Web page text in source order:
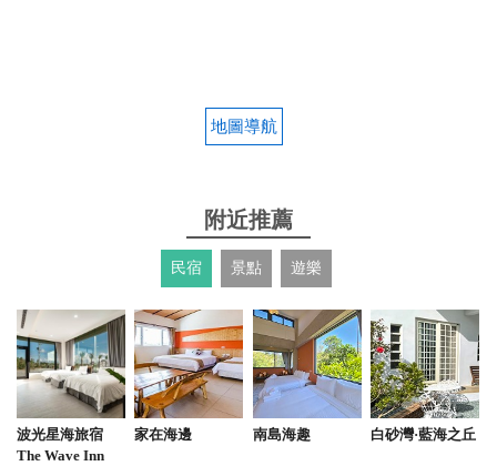
地圖導航
附近推薦
民宿 景點 遊樂
波光星海旅宿
The Wave Inn
家在海邊 南島海趣 白砂灣·藍海之丘